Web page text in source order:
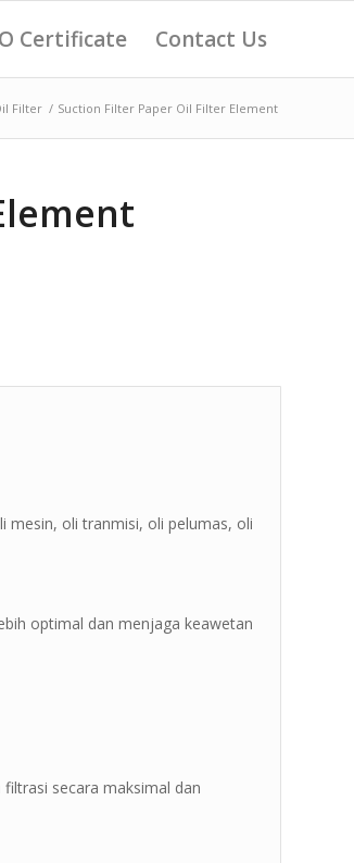
Certificate Contact Us
Filter / Suction Filter Paper Oil Filter Element
mesin, oli tranmisi, oli pelumas, oli
optimal dan menjaga keawetan
secara maksimal dan